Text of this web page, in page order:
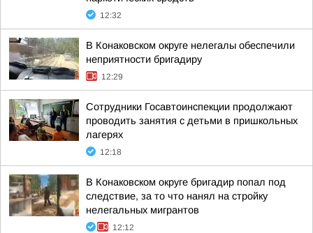
12:32
В Конаковском округе нелегалы обеспечили
неприятности бригадиру
12:29
Сотрудники Госавтоинспекции продолжают
проводить занятия с детьми в пришкольных
лагерях
12:18
В Конаковском округе бригадир попал под
следствие, за то что нанял на стройку
нелегальных мигрантов
12:12